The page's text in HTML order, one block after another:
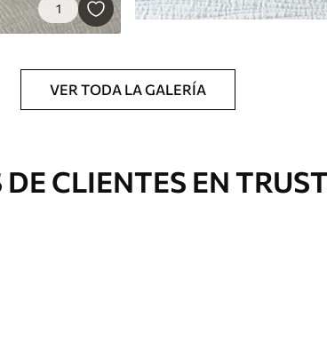
1
VER TODA LA GALERÍA
CLIENTES EN